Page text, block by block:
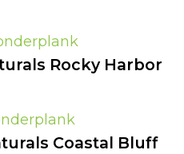
Rocky Harbor
Coastal Bluff